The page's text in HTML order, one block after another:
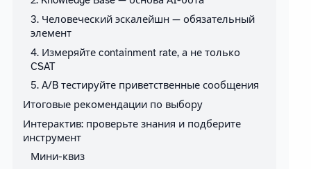
3. Человеческий эскалейшн — обязательный
элемент
4. Измеряйте containment rate, а не только
CSAT
5. A/B тестируйте приветственные сообщения
Итоговые рекомендации по выбору
Интерактив: проверьте знания и подберите
инструмент
Мини-квиз